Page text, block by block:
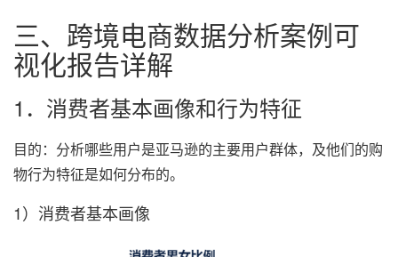
三、跨境电商数据分析案例可
视化报告详解
1．消费者基本画像和行为特征
目的：分析哪些用户是亚马逊的主要用户群体，及他们的购
物行为特征是如何分布的。
1）消费者基本画像